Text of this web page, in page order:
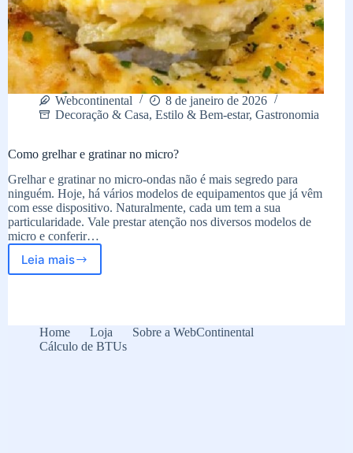
Webcontinental
8 de janeiro de 2026
Decoração & Casa, Estilo & Bem-estar, Gastronomia
Como grelhar e gratinar no micro?
Grelhar e gratinar no micro-ondas não é mais segredo para
ninguém. Hoje, há vários modelos de equipamentos que já vêm
com esse dispositivo. Naturalmente, cada um tem a sua
particularidade. Vale prestar atenção nos diversos modelos de
micro e conferir…
Leia mais
Como
micro?
Home Loja
Sobre a WebContinental
Cálculo de BTUs